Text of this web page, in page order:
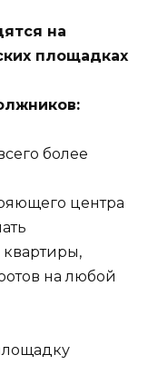
на
площадках
более
центра
на любой